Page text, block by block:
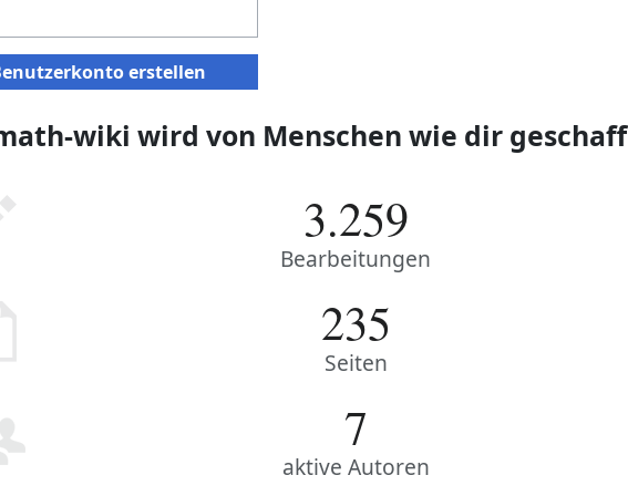
erstellen
wiki wird von Menschen wie dir
3.259
Bearbeitungen
235
Seiten
7
aktive Autoren